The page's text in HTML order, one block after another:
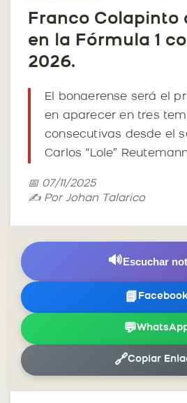
Franco Colapinto
en la Fórmula 1
2026.
El bonaerense será el
en aparecer en tres
consecutivas desde el
Carlos “Lole”
📅 07/11/2025
✍️ Por Johan Talarico
🔊Escuchar
📘
💬
🔗Copiar